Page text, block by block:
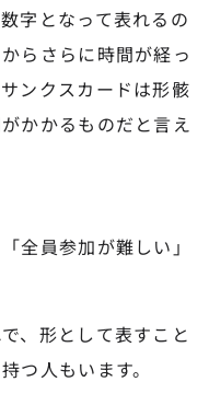
字となって表れるの
らさらに時間が経っ
ンクスカードは形骸
かかるものだと言え
全員参加が難しい」
、形として表すこと
つ人もいます。